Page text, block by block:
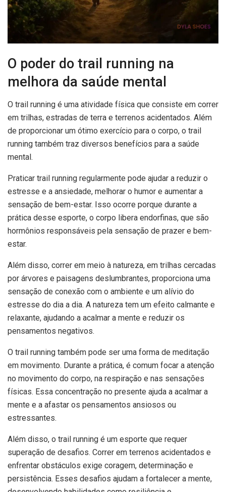
O poder do trail running na
melhora da saúde mental
O trail running é uma atividade física que consiste em correr
em trilhas, estradas de terra e terrenos acidentados. Além
de proporcionar um ótimo exercício para o corpo, o trail
running também traz diversos benefícios para a saúde
mental.
Praticar trail running regularmente pode ajudar a reduzir o
estresse e a ansiedade, melhorar o humor e aumentar a
sensação de bem-estar. Isso ocorre porque durante a
prática desse esporte, o corpo libera endorfinas, que são
hormônios responsáveis pela sensação de prazer e bem-
estar.
Além disso, correr em meio à natureza, em trilhas cercadas
por árvores e paisagens deslumbrantes, proporciona uma
sensação de conexão com o ambiente e um alívio do
estresse do dia a dia. A natureza tem um efeito calmante e
relaxante, ajudando a acalmar a mente e reduzir os
pensamentos negativos.
O trail running também pode ser uma forma de meditação
em movimento. Durante a prática, é comum focar a atenção
no movimento do corpo, na respiração e nas sensações
físicas. Essa concentração no presente ajuda a acalmar a
mente e a afastar os pensamentos ansiosos ou
estressantes.
Além disso, o trail running é um esporte que requer
superação de desafios. Correr em terrenos acidentados e
enfrentar obstáculos exige coragem, determinação e
persistência. Esses desafios ajudam a fortalecer a mente,